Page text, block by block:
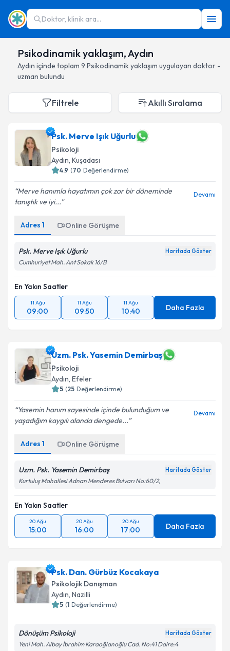
Doktor, klinik ara...
Psikodinamik yaklaşım, Aydın
Aydın içinde toplam 9 Psikodinamik yaklaşım uygulayan doktor -
uzman bulundu
Filtrele Akıllı Sıralama
Psk. Merve Işık Uğurlu
Psikoloji
Aydın, Kuşadası
4.9 (70 Değerlendirme)
Merve hanımla hayatımın çok zor bir döneminde
tanıştık ve iyi...
Devamı
Adres 1 Online Görüşme
Psk. Merve Işık Uğurlu Haritada Göster
Cumhuriyet Mah. Ant Sokak 16/B
En Yakın Saatler
11 Ağu
09:00
11 Ağu
09:50
11 Ağu
10:40 Daha Fazla
Uzm. Psk. Yasemin Demirbaş
Psikoloji
Aydın, Efeler
5 (25 Değerlendirme)
Yasemin hanım sayesinde içinde bulunduğum ve
yaşadığım kaygılı alanda dengede...
Devamı
Adres 1 Online Görüşme
Uzm. Psk. Yasemin Demirbaş Haritada Göster
Kurtuluş Mahallesi Adnan Menderes Bulvarı No:60/2,
En Yakın Saatler
20 Ağu
15:00
20 Ağu
16:00
20 Ağu
17:00 Daha Fazla
Psk. Dan. Gürbüz Kocakaya
Psikolojik Danışman
Aydın, Nazilli
5 (1 Değerlendirme)
Dönüşüm Psikoloji Haritada Göster
Yeni Mah. Albay İbrahim Karaoğlanoğlu Cad. No:41 Daire:4